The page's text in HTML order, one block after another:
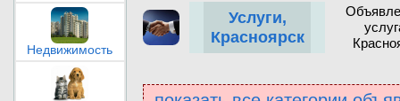
Недвижимость
Услуги,
Красноярск